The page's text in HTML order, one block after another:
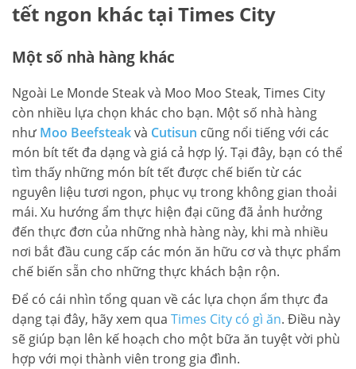
tết ngon khác tại Times City
Một số nhà hàng khác
Ngoài Le Monde Steak và Moo Moo Steak, Times City
còn nhiều lựa chọn khác cho bạn. Một số nhà hàng
như Moo Beefsteakvà Cutisun cũng nổi tiếng với các
món bít tết đa dạng và giá cả hợp lý. Tại đây, bạn có thể
tìm thấy những món bít tết được chế biến từ các
nguyên liệu tươi ngon, phục vụ trong không gian thoải
mái. Xu hướng ẩm thực hiện đại cũng đã ảnh hưởng
đến thực đơn của những nhà hàng này, khi mà nhiều
nơi bắt đầu cung cấp các món ăn hữu cơ và thực phẩm
chế biến sẵn cho những thực khách bận rộn.
Để có cái nhìn tổng quan về các lựa chọn ẩm thực đa
dạng tại đây, hãy xem qua Times City có gì ăn. Điều này
sẽ giúp bạn lên kế hoạch cho một bữa ăn tuyệt vời phù
hợp với mọi thành viên trong gia đình.